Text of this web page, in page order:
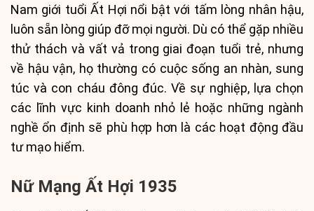
Nam giới tuổi Ất Hợi nổi bật với tấm lòng nhân hậu,
luôn sẵn lòng giúp đỡ mọi người. Dù có thể gặp nhiều
thử thách và vất vả trong giai đoạn tuổi trẻ, nhưng
về hậu vận, họ thường có cuộc sống an nhàn, sung
túc và con cháu đông đúc. Về sự nghiệp, lựa chọn
các lĩnh vực kinh doanh nhỏ lẻ hoặc những ngành
nghề ổn định sẽ phù hợp hơn là các hoạt động đầu
tư mạo hiểm.
Nữ Mạng Ất Hợi 1935